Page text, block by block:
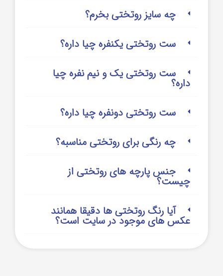
چه سایز روتختی بخرم؟
ست روتختی یکنفره چیا داره؟
ست روتختی یک و نیم نفره چیا
داره؟
ست روتختی دونفره چیا داره؟
چه رنگی برای روتختی مناسبه؟
جنس پارچه های روتختی از
چیست؟
آیا رنگ روتختی ها دقیقا همانند
عکس های موجود در سایت است؟